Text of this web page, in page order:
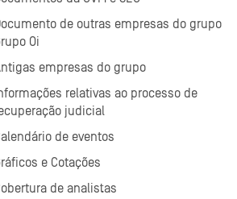
de outras empresas do grupo
Oi
empresas do grupo
relativas ao processo de
judicial
de eventos
e Cotações
de analistas